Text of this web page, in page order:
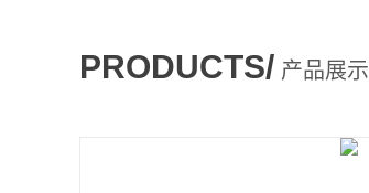
PRODUCTS/ 产品展示